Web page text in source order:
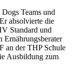
Teams und
absolvierte die
Standard und
Ernährungsberater
an der THP Schule
Ausbildung zum